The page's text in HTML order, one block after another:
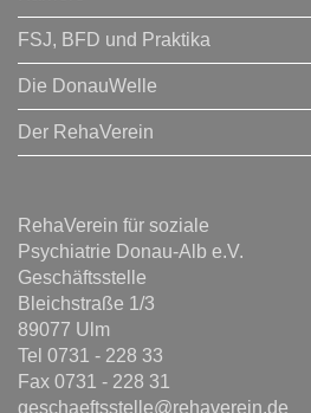
FSJ, BFD und Praktika
Die DonauWelle
Der RehaVerein
RehaVerein für soziale
Psychiatrie Donau-Alb e.V.
Geschäftsstelle
Bleichstraße 1/3
89077 Ulm
Tel 0731 - 228 33
Fax 0731 - 228 31
geschaeftsstelle@rehaverein.de